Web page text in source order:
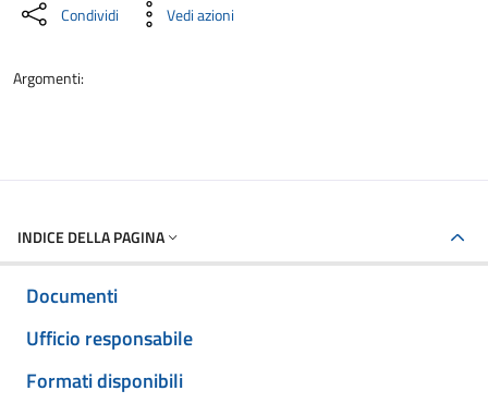
Condividi Vedi azioni
Argomenti:
INDICE DELLA PAGINA
Documenti
Ufficio responsabile
Formati disponibili